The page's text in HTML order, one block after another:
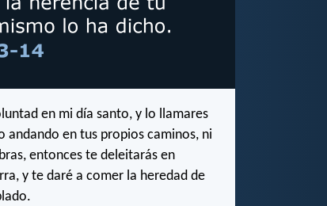
en mi día santo, y lo llamares
andando en tus propios caminos, ni
entonces te deleitarás en
y te daré a comer la heredad de